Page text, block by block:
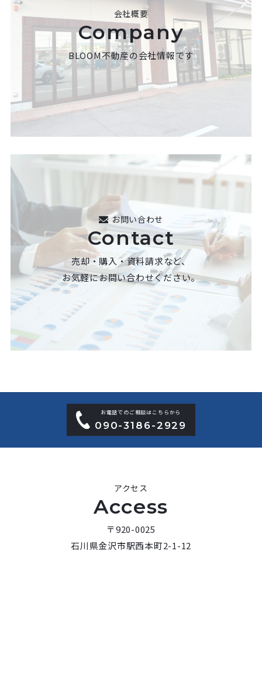
会社概要
Company
BLOOM不動産の会社情報です
お問い合わせ
Contact
売却・購入・資料請求など、
お気軽にお問い合わせください。
お電話でのご相談はこちらから
090-3186-2929
アクセス
Access
〒920-0025
石川県金沢市駅西本町2-1-12